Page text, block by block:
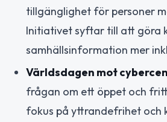
tillgänglighet för personer
Initiativet syftar till att göra
samhällsinformation mer
Världsdagen mot
frågan om ett öppet och
fokus på yttrandefrihet och